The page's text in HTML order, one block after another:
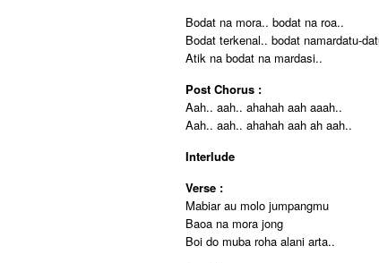
Bodat na mora.. bodat na roa..
Bodat terkenal.. bodat namardatu-
Atik na bodat na mardasi..
Post Chorus :
Aah.. aah.. ahahah aah aaah..
Aah.. aah.. ahahah aah ah aah..
Interlude
Verse :
Mabiar au molo jumpangmu
Baoa na mora jong
Boi do muba roha alani arta..